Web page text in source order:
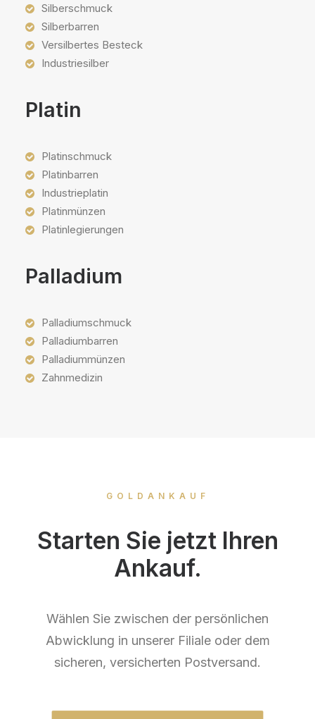
Silberschmuck
Silberbarren
Versilbertes Besteck
Industriesilber
Platin
Platinschmuck
Platinbarren
Industrieplatin
Platinmünzen
Platinlegierungen
Palladium
Palladiumschmuck
Palladiumbarren
Palladiummünzen
Zahnmedizin
GOLDANKAUF
Starten Sie jetzt Ihren
Ankauf.
Wählen Sie zwischen der persönlichen
Abwicklung in unserer Filiale oder dem
sicheren, versicherten Postversand.